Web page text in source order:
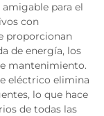
amigable para el
con
proporcionan
de energía, los
mantenimiento.
eléctrico elimina
lo que hace
de todas las